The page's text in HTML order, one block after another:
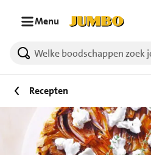
Menu
Recepten